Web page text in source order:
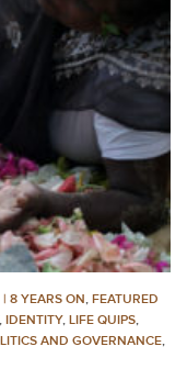
8 YEARS ON, FEATURED
, IDENTITY, LIFE QUIPS,
AND GOVERNANCE,